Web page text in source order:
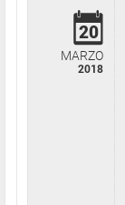
20
MARZO
2018